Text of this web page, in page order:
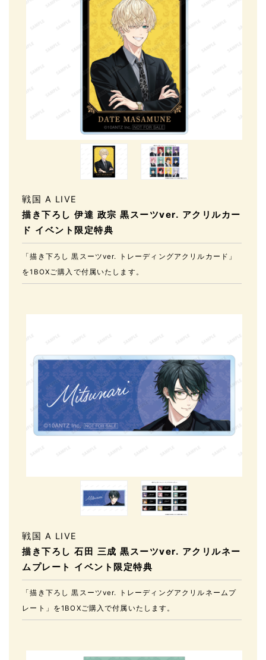
描き下ろし 伊達 政宗 黒スーツver. アクリルカー
ド イベント限定特典
戦国 A LIVE
「描き下ろし 黒スーツver. トレーディングアクリルカード」
を1BOXご購入で付属いたします。
描き下ろし 石田 三成 黒スーツver. アクリルネー
ムプレート イベント限定特典
戦国 A LIVE
「描き下ろし 黒スーツver. トレーディングアクリルネームプ
レート」を1BOXご購入で付属いたします。